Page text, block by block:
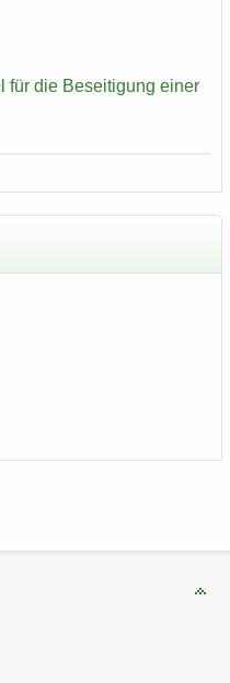
für die Be­sei­ti­gung einer